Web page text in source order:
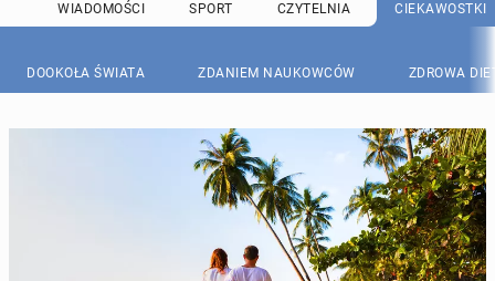
WIADOMOŚCI SPORT CZYTELNIA CIEKAWOSTKI
DOOKOŁA ŚWIATA ZDANIEM NAUKOWCÓW ZDROWA